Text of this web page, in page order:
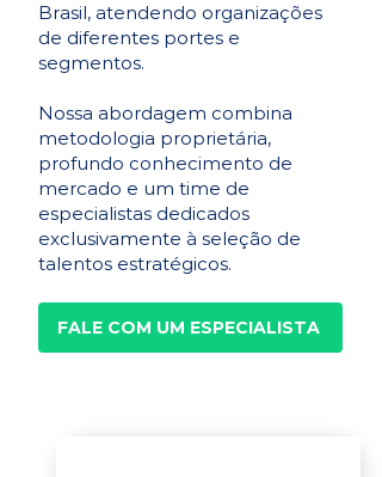
Brasil, atendendo organizações
de diferentes portes e
segmentos.
Nossa abordagem combina
metodologia proprietária,
profundo conhecimento de
mercado e um time de
especialistas dedicados
exclusivamente à seleção de
talentos estratégicos.
FALE COM UM ESPECIALISTA